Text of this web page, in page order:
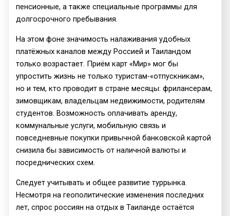
пенсионные, а также специальные программы для
долгосрочного пребывания.
На этом фоне значимость налаживания удобных
платёжных каналов между Россией и Таиландом
только возрастает. Приём карт «Мир» мог бы
упростить жизнь не только туристам-«отпускникам»,
но и тем, кто проводит в стране месяцы: фрилансерам,
зимовщикам, владельцам недвижимости, родителям
студентов. Возможность оплачивать аренду,
коммунальные услуги, мобильную связь и
повседневные покупки привычной банковской картой
снизила бы зависимость от наличной валюты и
посреднических схем.
Следует учитывать и общее развитие туррынка.
Несмотря на геополитические изменения последних
лет, спрос россиян на отдых в Таиланде остаётся